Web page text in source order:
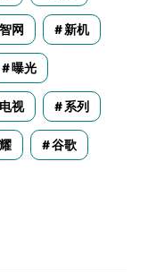
网 新机
曝光
电视 系列
谷歌